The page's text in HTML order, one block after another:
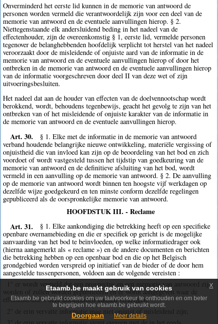
Onverminderd het eerste lid kunnen in de memorie van antwoord de
personen worden vermeld die verantwoordelijk zijn voor een deel van de
memorie van antwoord en de eventuele aanvullingen hierop. § 2.
Niettegenstaande elk andersluidend beding in het nadeel van de
effectenhouder, zijn de overeenkomstig § 1, eerste lid, vermelde personen
tegenover de belanghebbenden hoofdelijk verplicht tot herstel van het nadeel
veroorzaakt door de misleidende of onjuiste aard van de informatie in de
memorie van antwoord en de eventuele aanvullingen hierop of door het
ontbreken in de memorie van antwoord en de eventuele aanvullingen hierop
van de informatie voorgeschreven door deel II van deze wet of zijn
uitvoeringsbesluiten.
Het nadeel dat aan de houder van effecten van de doelvennootschap wordt
berokkend, wordt, behoudens tegenbewijs, geacht het gevolg te zijn van het
ontbreken van of het misleidende of onjuiste karakter van de informatie in
de memorie van antwoord en de eventuele aanvullingen hierop.
Art. 30.
§ 1. Elke met de informatie in de memorie van antwoord
verband houdende belangrijke nieuwe ontwikkeling, materiële vergissing of
onjuistheid die van invloed kan zijn op de beoordeling van het bod en zich
voordoet of wordt vastgesteld tussen het tijdstip van goedkeuring van de
memorie van antwoord en de definitieve afsluiting van het bod, wordt
vermeld in een aanvulling op de memorie van antwoord. § 2. De aanvulling
op de memorie van antwoord wordt binnen ten hoogste vijf werkdagen op
dezelfde wijze goedgekeurd en ten minste conform dezelfde regelingen
gepubliceerd als de oorspronkelijke memorie van antwoord.
HOOFDSTUK III. - Reclame
Art. 31.
§ 1. Elke aankondiging die betrekking heeft op een specifieke
openbare overnamebieding en die er specifiek op gericht is de mogelijke
aanvaarding van het bod te beïnvloeden, op welke informatiedrager ook
(hierna aangemerkt als « reclame ») en de andere documenten en berichten
die betrekking hebben op een openbaar bod en die op het Belgisch
grondgebied worden verspreid op initiatief van de bieder of de door hem
aangestelde tussenpersonen, voldoen aan de volgende vereisten :
1° er wordt vermeld dat een prospectus en een memorie van antwoord zijn,
worden of zullen worden gepubliceerd en er wordt aangegeven waar de
effectenhouders deze documenten kunnen verkrijgen;
2° de erin vervatte informatie mag niet onjuist of misleidend zijn;
Etaamb.be maakt gebruik van cookies
Etaamb.be gebruikt cookies om uw taalvoorkeur te onthouden en om beter
te begrijpen hoe etaamb.be gebruikt wordt.
Doorgaan Meer details
x